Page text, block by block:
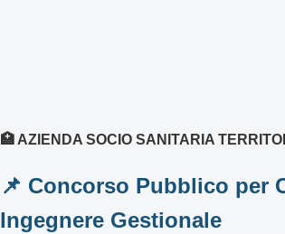
🏥 AZIENDA SOCIO SANITARIA
📌 Concorso Pubblico per
Ingegnere Gestionale